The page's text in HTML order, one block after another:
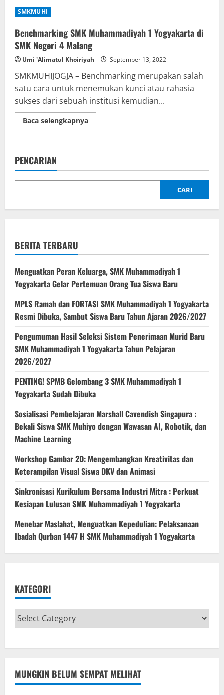
SMKMUHI
Benchmarking SMK Muhammadiyah 1 Yogyakarta di
SMK Negeri 4 Malang
Umi 'Alimatul Khoiriyah September 13, 2022
SMKMUHIJOGJA – Benchmarking merupakan salah
satu cara untuk menemukan kunci atau rahasia
sukses dari sebuah institusi kemudian...
Baca selengkapnyaRead
more
Yogyakarta
SMK
4
PENCARIAN
CARI
BERITA TERBARU
Menguatkan Peran Keluarga, SMK Muhammadiyah 1
Yogyakarta Gelar Pertemuan Orang Tua Siswa Baru
MPLS Ramah dan FORTASI SMK Muhammadiyah 1 Yogyakarta
Resmi Dibuka, Sambut Siswa Baru Tahun Ajaran 2026/2027
Pengumuman Hasil Seleksi Sistem Penerimaan Murid Baru
SMK Muhammadiyah 1 Yogyakarta Tahun Pelajaran
2026/2027
PENTING! SPMB Gelombang 3 SMK Muhammadiyah 1
Yogyakarta Sudah Dibuka
Sosialisasi Pembelajaran Marshall Cavendish Singapura :
Bekali Siswa SMK Muhiyo dengan Wawasan AI, Robotik, dan
Machine Learning
Workshop Gambar 2D: Mengembangkan Kreativitas dan
Keterampilan Visual Siswa DKV dan Animasi
Sinkronisasi Kurikulum Bersama Industri Mitra : Perkuat
Kesiapan Lulusan SMK Muhammadiyah 1 Yogyakarta
Menebar Maslahat, Menguatkan Kepedulian: Pelaksanaan
Ibadah Qurban 1447 H SMK Muhammadiyah 1 Yogyakarta
KATEGORI
MUNGKIN BELUM SEMPAT MELIHAT